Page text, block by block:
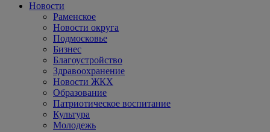
Новости
Раменское
Новости округа
Подмосковье
Бизнес
Благоустройство
Здравоохранение
Новости ЖКХ
Образование
Патриотическое воспитание
Культура
Молодежь